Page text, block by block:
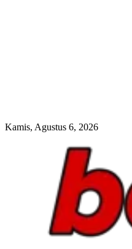
Kamis, Agustus 6, 2026